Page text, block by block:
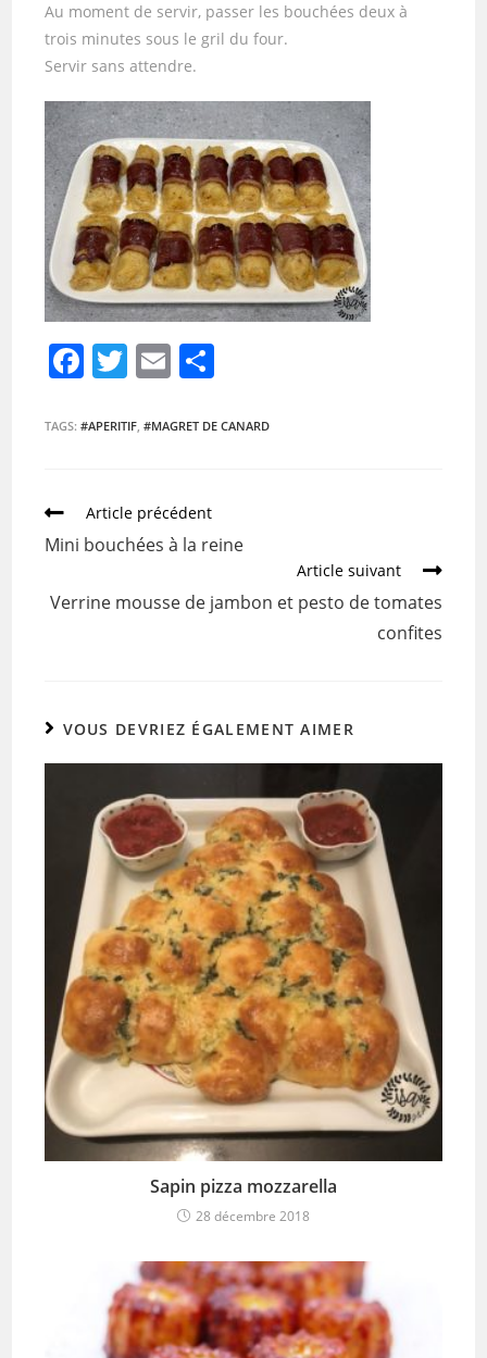
Au moment de servir, passer les bouchées deux à
trois minutes sous le gril du four.
Servir sans attendre.
F
c
b
o
k
T
itt
E
ai ta
TAGS:#APERITIF, #MAGRET DE CANARD
Article précédent
Mini bouchées à la reine
Article suivant
Verrine mousse de jambon et pesto de tomates
confites
VOUS DEVRIEZ ÉGALEMENT AIMER
Sapin pizza mozzarella
28 décembre 2018